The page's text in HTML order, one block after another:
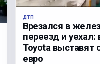
ДТП
Врезался в
переезд и
Toyota выставят
евро